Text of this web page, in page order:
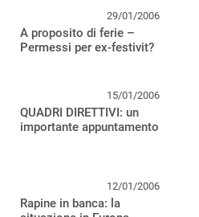
29/01/2006
A proposito di ferie –
Permessi per ex-festivit?
15/01/2006
QUADRI DIRETTIVI: un
importante appuntamento
12/01/2006
Rapine in banca: la